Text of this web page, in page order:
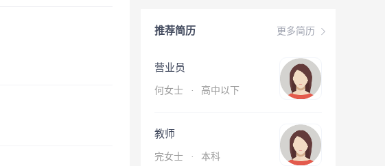
更多简历
推荐简历
营业员
何女士 · 高中以下
教师
完女士 · 本科